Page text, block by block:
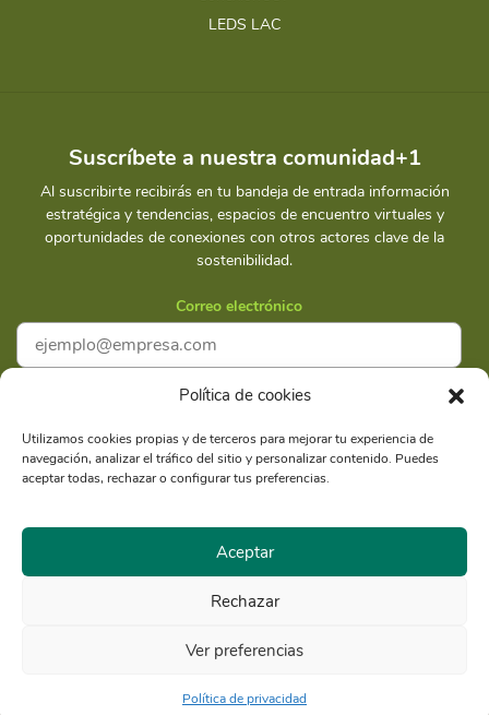
Política de cookies
Utilizamos cookies propias y de terceros para mejorar tu experiencia de
navegación, analizar el tráfico del sitio y personalizar contenido. Puedes
aceptar todas, rechazar o configurar tus preferencias.
Aceptar
Rechazar
Ver preferencias
Política de privacidad
LEDS LAC
Suscríbete a nuestra comunidad+1
Al suscribirte recibirás en tu bandeja de entrada información
estratégica y tendencias, espacios de encuentro virtuales y
oportunidades de conexiones con otros actores clave de la
sostenibilidad.
Correo electrónico
Acepto laPolítica de privacidad
Suscríbete
Razón Social: Libélula Comunicación Ambiente y
Comunicación |Política de privacidad